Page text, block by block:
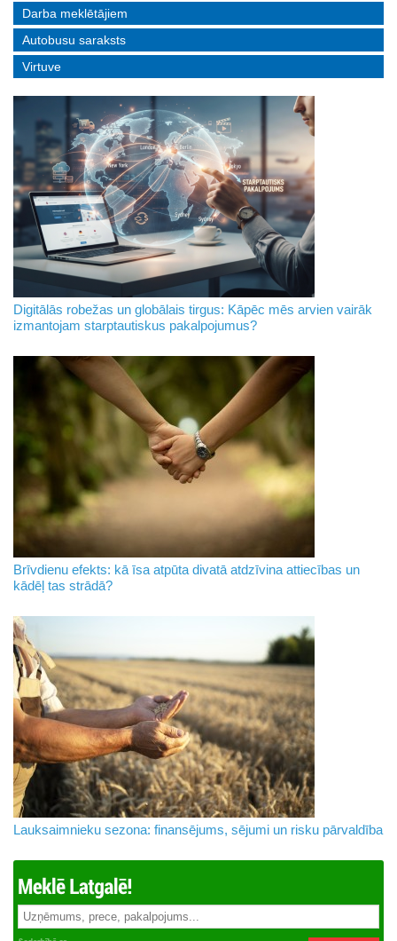
Darba meklētājiem
Autobusu saraksts
Virtuve
Digitālās robežas un globālais tirgus: Kāpēc mēs arvien vairāk
izmantojam starptautiskus pakalpojumus?
Brīvdienu efekts: kā īsa atpūta divatā atdzīvina attiecības un
kādēļ tas strādā?
Lauksaimnieku sezona: finansējums, sējumi un risku pārvaldība